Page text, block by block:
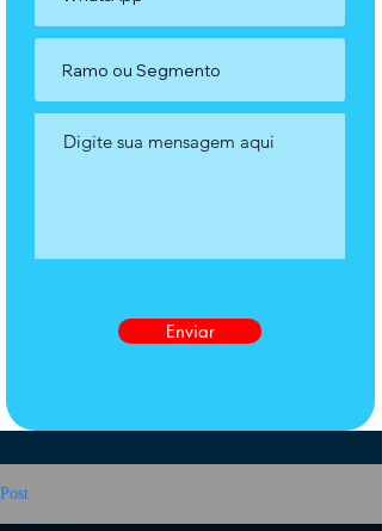
Enviar
Post